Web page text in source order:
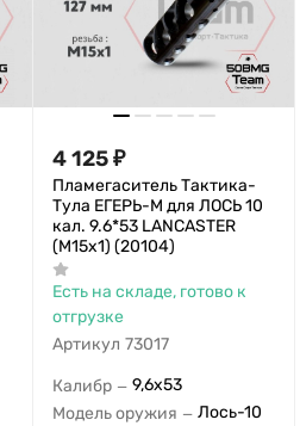
4 125₽
Пламегаситель Тактика-
Тула ЕГЕРЬ-М для ЛОСЬ 10
кал. 9.6*53 LANCASTER
(М15x1) (20104)
Есть на складе, готово к
отгрузке
Артикул 73017
Калибр — 9,6х53
Модель оружия — Лось-10